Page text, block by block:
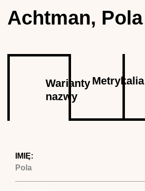
Achtman, Pola
Warianty
nazwy
karta)
Metrykalia
IMIĘ:
Pola